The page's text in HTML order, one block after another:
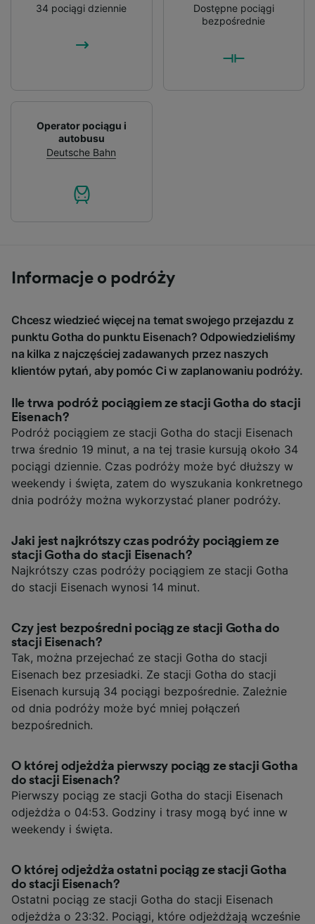
34 pociągi dziennie
Dostępne pociągi
bezpośrednie
Operator pociągu i
autobusu
Deutsche Bahn
Informacje o podróży
Chcesz wiedzieć więcej na temat swojego przejazdu z
punktu Gotha do punktu Eisenach? Odpowiedzieliśmy
na kilka z najczęściej zadawanych przez naszych
klientów pytań, aby pomóc Ci w zaplanowaniu podróży.
Ile trwa podróż pociągiem ze stacji Gotha do stacji
Eisenach?
Podróż pociągiem ze stacji Gotha do stacji Eisenach
trwa średnio 19 minut, a na tej trasie kursują około 34
pociągi dziennie. Czas podróży może być dłuższy w
weekendy i święta, zatem do wyszukania konkretnego
dnia podróży można wykorzystać planer podróży.
Jaki jest najkrótszy czas podróży pociągiem ze
stacji Gotha do stacji Eisenach?
Najkrótszy czas podróży pociągiem ze stacji Gotha
do stacji Eisenach wynosi 14 minut.
Czy jest bezpośredni pociąg ze stacji Gotha do
stacji Eisenach?
Tak, można przejechać ze stacji Gotha do stacji
Eisenach bez przesiadki. Ze stacji Gotha do stacji
Eisenach kursują 34 pociągi bezpośrednie. Zależnie
od dnia podróży może być mniej połączeń
bezpośrednich.
O której odjeżdża pierwszy pociąg ze stacji Gotha
do stacji Eisenach?
Pierwszy pociąg ze stacji Gotha do stacji Eisenach
odjeżdża o 04:53. Godziny i trasy mogą być inne w
weekendy i święta.
O której odjeżdża ostatni pociąg ze stacji Gotha
do stacji Eisenach?
Ostatni pociąg ze stacji Gotha do stacji Eisenach
odjeżdża o 23:32. Pociągi, które odjeżdżają wcześnie